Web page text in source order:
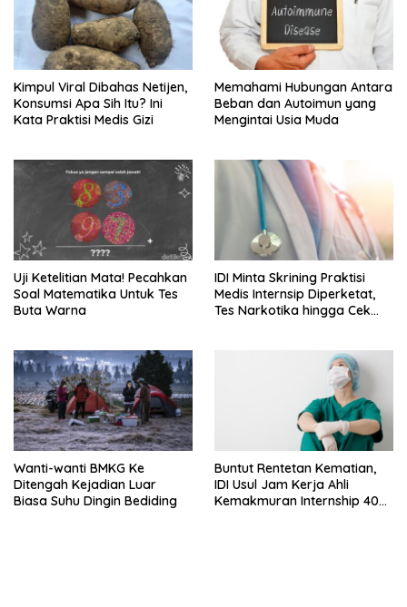
Kimpul Viral Dibahas Netijen,
Konsumsi Apa Sih Itu? Ini
Kata Praktisi Medis Gizi
Memahami Hubungan Antara
Beban dan Autoimun yang
Mengintai Usia Muda
Uji Ketelitian Mata! Pecahkan
Soal Matematika Untuk Tes
Buta Warna
IDI Minta Skrining Praktisi
Medis Internsip Diperketat,
Tes Narkotika hingga Cek
Wanti-wanti BMKG Ke
Ditengah Kejadian Luar
Biasa Suhu Dingin Bediding
Buntut Rentetan Kematian,
IDI Usul Jam Kerja Ahli
Kemakmuran Internship 40